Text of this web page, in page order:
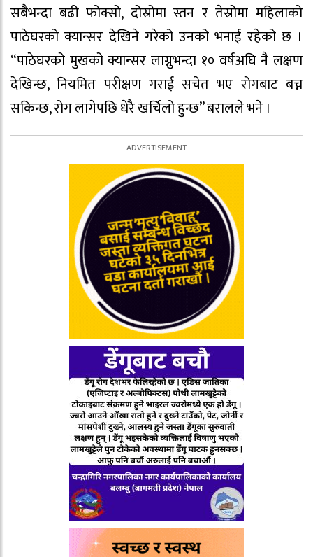
सबैभन्दा बढी फोक्सो, दोस्रोमा स्तन र तेस्रोमा महिलाको
पाठेघरको क्यान्सर देखिने गरेको उनको भनाई रहेको छ ।
“पाठेघरको मुखको क्यान्सर लाग्नुभन्दा १० वर्षअघि नै लक्षण
देखिन्छ, नियमित परीक्षण गराई सचेत भए रोगबाट बच्न
सकिन्छ, रोग लागेपछि धेरै खर्चिलो हुन्छ” बरालले भने ।